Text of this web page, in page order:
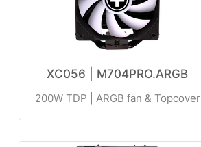
XC056 | M704PRO.ARGB
200W TDP | ARGB fan & Topcover